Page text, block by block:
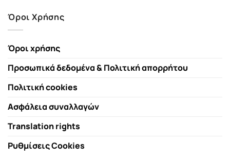
Όροι Χρήσης
Όροι χρήσης
Προσωπικά δεδομένα & Πολιτική απορρήτου
Πολιτική cookies
Ασφάλεια συναλλαγών
Translation rights
Ρυθμίσεις Cookies